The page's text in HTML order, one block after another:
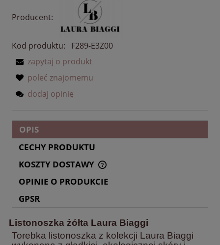
Producent:
Kod produktu:
F289-E3Z00
zapytaj o produkt
poleć znajomemu
dodaj opinię
OPIS
CECHY PRODUKTU
KOSZTY DOSTAWY
CENA NIE ZAWIERA EWENTUALNYCH KOSZTÓW
PŁATNOŚCI
OPINIE O PRODUKCIE
GPSR
Listonoszka żółta Laura Biaggi
Torebka listonoszka z kolekcji Laura Biaggi